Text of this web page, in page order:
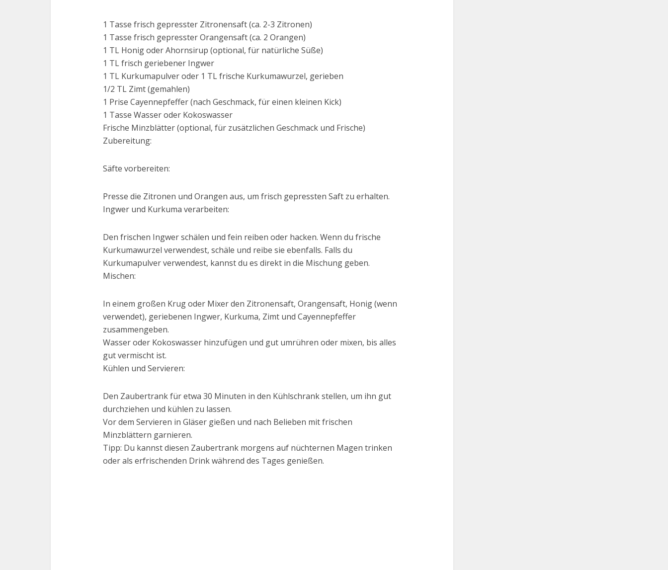
1 Tasse frisch gepresster Zitronensaft (ca. 2-3 Zitronen)
1 Tasse frisch gepresster Orangensaft (ca. 2 Orangen)
1 TL Honig oder Ahornsirup (optional, für natürliche Süße)
1 TL frisch geriebener Ingwer
1 TL Kurkumapulver oder 1 TL frische Kurkumawurzel, gerieben
1/2 TL Zimt (gemahlen)
1 Prise Cayennepfeffer (nach Geschmack, für einen kleinen Kick)
1 Tasse Wasser oder Kokoswasser
Frische Minzblätter (optional, für zusätzlichen Geschmack und Frische)
Zubereitung:
Säfte vorbereiten:
Presse die Zitronen und Orangen aus, um frisch gepressten Saft zu erhalten.
Ingwer und Kurkuma verarbeiten:
Den frischen Ingwer schälen und fein reiben oder hacken. Wenn du frische
Kurkumawurzel verwendest, schäle und reibe sie ebenfalls. Falls du
Kurkumapulver verwendest, kannst du es direkt in die Mischung geben.
Mischen:
In einem großen Krug oder Mixer den Zitronensaft, Orangensaft, Honig (wenn
verwendet), geriebenen Ingwer, Kurkuma, Zimt und Cayennepfeffer
zusammengeben.
Wasser oder Kokoswasser hinzufügen und gut umrühren oder mixen, bis alles
gut vermischt ist.
Kühlen und Servieren:
Den Zaubertrank für etwa 30 Minuten in den Kühlschrank stellen, um ihn gut
durchziehen und kühlen zu lassen.
Vor dem Servieren in Gläser gießen und nach Belieben mit frischen
Minzblättern garnieren.
Tipp: Du kannst diesen Zaubertrank morgens auf nüchternen Magen trinken
oder als erfrischenden Drink während des Tages genießen.